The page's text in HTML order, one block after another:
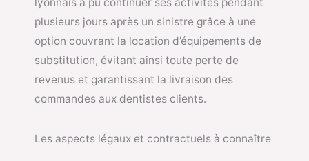
plusieurs jours après un sinistre grâce à une
option couvrant la location d’équipements de
substitution, évitant ainsi toute perte de
revenus et garantissant la livraison des
commandes aux dentistes clients.
Les aspects légaux et contractuels à connaître